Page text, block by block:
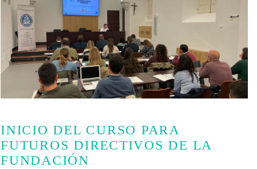
INICIO DEL CURSO PARA
FUTUROS DIRECTIVOS DE LA
FUNDACIÓN